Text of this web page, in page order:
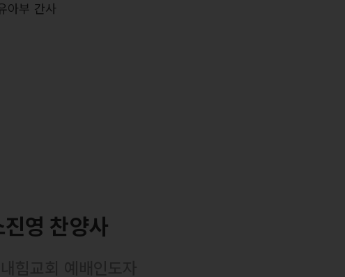
아부 간사
진영 찬양사